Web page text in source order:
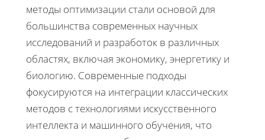
методы оптимизации стали основой для
большинства современных научных
исследований и разработок в различных
областях, включая экономику, энергетику и
биологию. Современные подходы
фокусируются на интеграции классических
методов с технологиями искусственного
интеллекта и машинного обучения, что